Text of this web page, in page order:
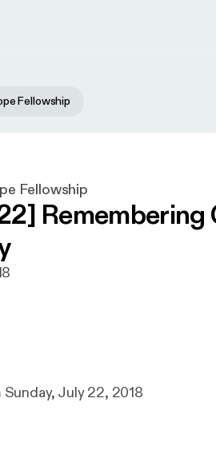
Fellowship
Fellowship
Remembering
Dr. Gary L. Durham Sunday, July 22, 2018